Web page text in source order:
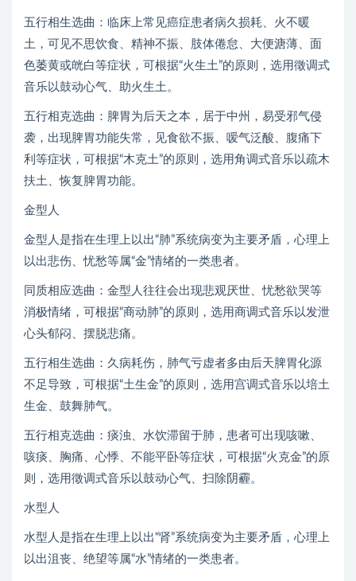
五行相生选曲：临床上常见癌症患者病久损耗、火不暖
土，可见不思饮食、精神不振、肢体倦怠、大便溏薄、面
色萎黄或㿠白等症状，可根据“火生土”的原则，选用徵调式
音乐以鼓动心气、助火生土。
五行相克选曲：脾胃为后天之本，居于中州，易受邪气侵
袭，出现脾胃功能失常，见食欲不振、嗳气泛酸、腹痛下
利等症状，可根据“木克土”的原则，选用角调式音乐以疏木
扶土、恢复脾胃功能。
金型人
金型人是指在生理上以出“肺”系统病变为主要矛盾，心理上
以出悲伤、忧愁等属“金”情绪的一类患者。
同质相应选曲：金型人往往会出现悲观厌世、忧愁欲哭等
消极情绪，可根据“商动肺”的原则，选用商调式音乐以发泄
心头郁闷、摆脱悲痛。
五行相生选曲：久病耗伤，肺气亏虚者多由后天脾胃化源
不足导致，可根据“土生金”的原则，选用宫调式音乐以培土
生金、鼓舞肺气。
五行相克选曲：痰浊、水饮滞留于肺，患者可出现咳嗽、
咳痰、胸痛、心悸、不能平卧等症状，可根据“火克金”的原
则，选用徵调式音乐以鼓动心气、扫除阴霾。
水型人
水型人是指在生理上以出“肾”系统病变为主要矛盾，心理上
以出沮丧、绝望等属“水”情绪的一类患者。